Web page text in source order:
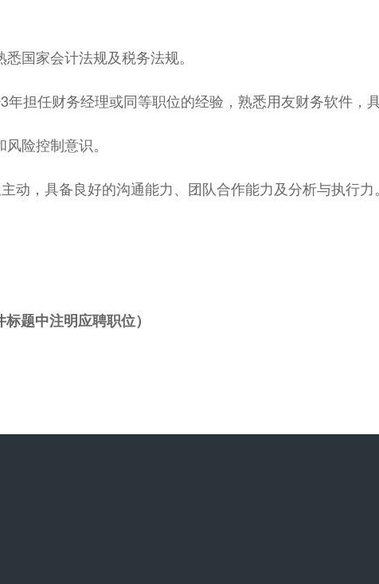
国家会计法规及税务法规。
担任财务经理或同等职位的经验，熟悉用友财务软件，
险控制意识。
动，具备良好的沟通能力、团队合作能力及分析与执行力。
题中注明应聘职位）